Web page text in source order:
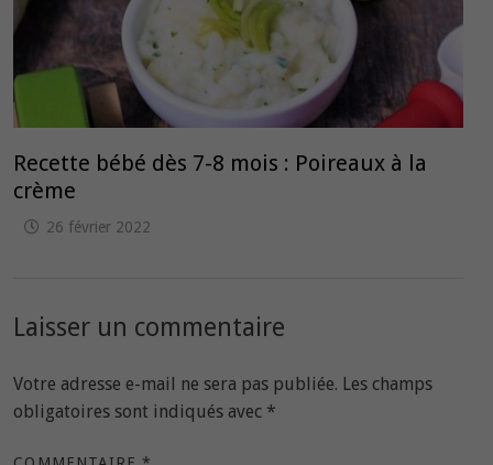
Recette bébé dès 7-8 mois : Poireaux à la
crème
26 février 2022
Laisser un commentaire
Votre adresse e-mail ne sera pas publiée. Les champs
obligatoires sont indiqués avec *